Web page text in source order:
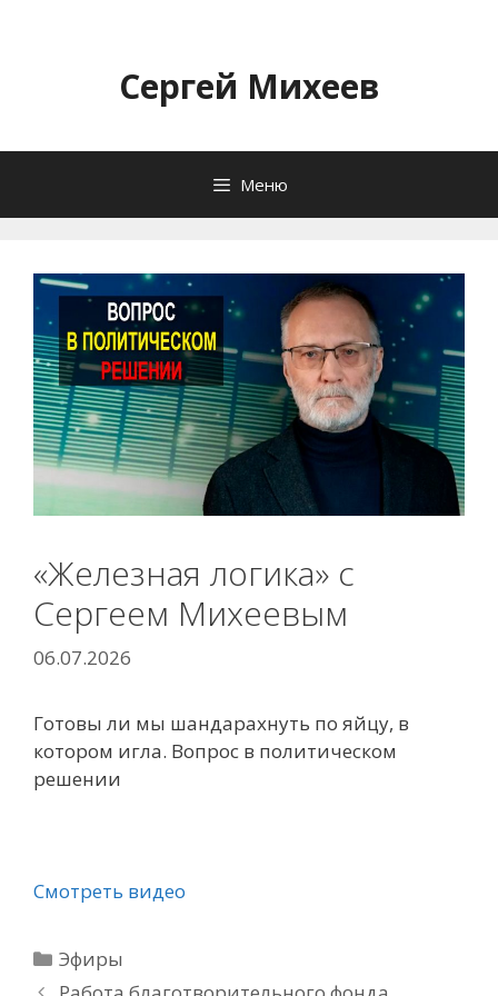
содержимомуСергей Михеев
Меню
«Железная логика» с
Сергеем Михеевым
06.07.2026
Готовы ли мы шандарахнуть по яйцу, в
котором игла. Вопрос в политическом
решении
Смотреть видео
Рубрики
Эфиры